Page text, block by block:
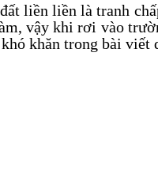
liền liền là tranh
vậy khi rơi vào
khăn trong bài viết